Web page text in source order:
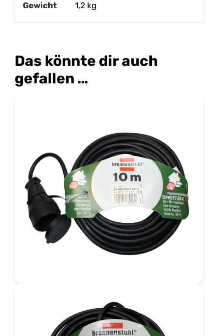
Gewicht 1,2 kg
Das könnte dir auch
gefallen …